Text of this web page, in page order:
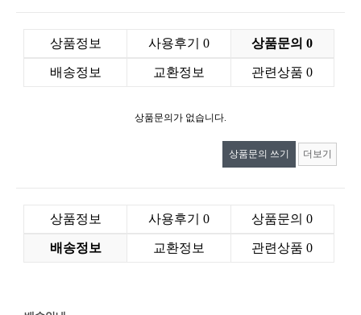
상품정보 사용후기 0 상품문의0
배송정보 교환정보 관련상품0
상품문의가 없습니다.
상품문의 쓰기 더보기
상품정보 사용후기 0 상품문의0
배송정보 교환정보 관련상품0